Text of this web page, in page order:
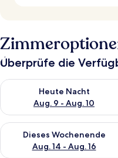
Überprüfe die
Heute Nacht
Aug. 9 - Aug. 10
Überprüfe die
Dieses Wochenende
Aug. 14 - Aug. 16
Überprüfe die